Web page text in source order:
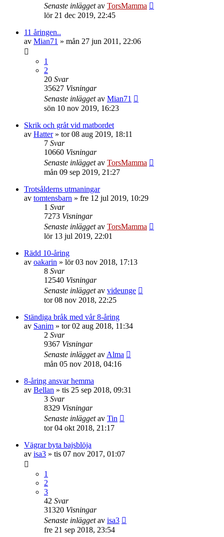
Senaste inläggetav TorsMamma
lör 21 dec 2019, 22:45
11 åringen..
av Mian71 » mån 27 jun 2011, 22:06
1
2
20 Svar
35627 Visningar
Senaste inläggetav Mian71
sön 10 nov 2019, 16:23
Skrik och gråt vid matbordet
av Hatter» tor 08 aug 2019, 18:11
7 Svar
10660 Visningar
Senaste inläggetav TorsMamma
mån 09 sep 2019, 21:27
Trotsålderns utmaningar
av tomtensbarn » fre 12 jul 2019, 10:29
1 Svar
7273 Visningar
Senaste inläggetav TorsMamma
lör 13 jul 2019, 22:01
Rädd 10-åring
av oakarin » lör 03 nov 2018, 17:13
8 Svar
12540 Visningar
Senaste inläggetav videunge
tor 08 nov 2018, 22:25
Ständiga bråk med vår 8-åring
av Sanim » tor 02 aug 2018, 11:34
2 Svar
9367 Visningar
Senaste inläggetav Alma
mån 05 nov 2018, 04:16
8-åring ansvar hemma
av Bellan » tis 25 sep 2018, 09:31
3 Svar
8329 Visningar
Senaste inläggetav Tin
tor 04 okt 2018, 21:17
Vägrar byta bajsblöja
av isa3 » tis 07 nov 2017, 01:07
1
2
3
42 Svar
31320 Visningar
Senaste inläggetav isa3
fre 21 sep 2018, 23:54